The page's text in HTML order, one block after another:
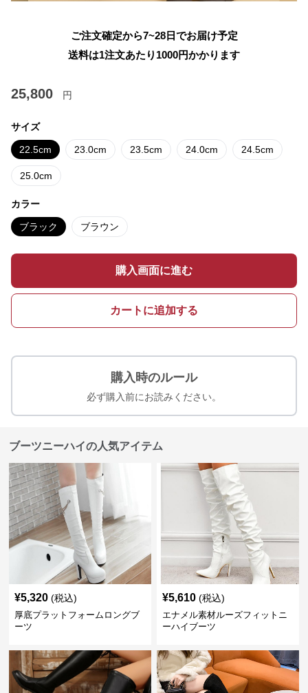
ご注文確定から7~28日でお届け予定
送料は1注文あたり 1000円かかります
25,800 円
サイズ
22.5cm 23.0cm 23.5cm 24.0cm 24.5cm
25.0cm
カラー
ブラック ブラウン
購入画面に進む
カートに追加する
購入時のルール
必ず購入前にお読みください。
ブーツニーハイの人気アイテム
¥5,320 (税込)
厚底プラットフォームロングブ
ーツ
¥5,610 (税込)
エナメル素材ルーズフィットニ
ーハイブーツ